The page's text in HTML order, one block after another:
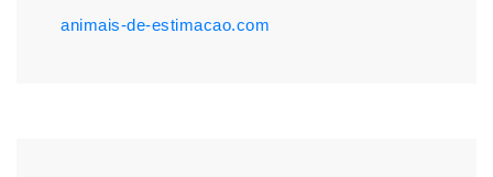
animais-de-estimacao.com